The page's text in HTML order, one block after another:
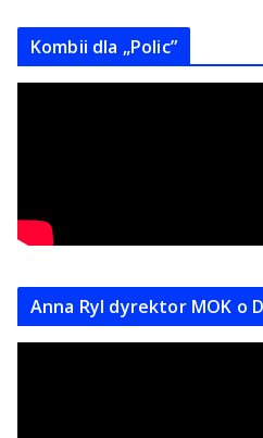
Kombii dla „Polic”
Anna Ryl dyrektor MOK o